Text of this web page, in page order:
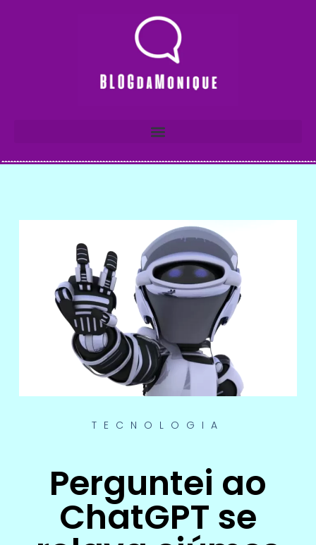
TECNOLOGIA
Perguntei ao
ChatGPT se